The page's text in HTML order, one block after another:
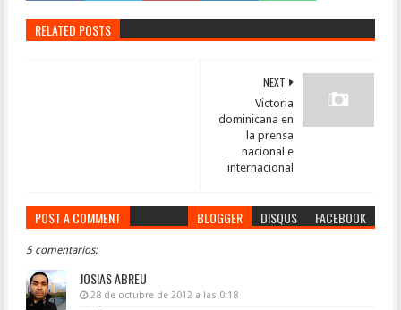
RELATED POSTS
NEXT
Victoria
dominicana en
la prensa
nacional e
internacional
POST A COMMENT BLOGGER DISQUS FACEBOOK
5 comentarios:
JOSIAS ABREU
28 de octubre de 2012 a las 0:18